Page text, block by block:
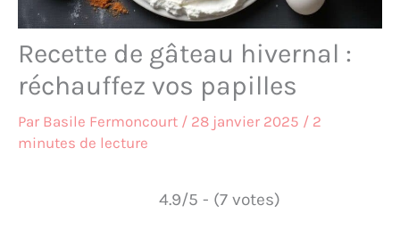
Recette de gâteau hivernal :
réchauffez vos papilles
Par Basile Fermoncourt / 28 janvier 2025 / 2
minutes de lecture
4.9/5 - (7 votes)